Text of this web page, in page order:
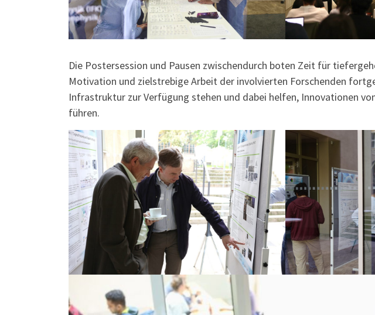
Die Postersession und Pausen zwischendurch boten Zeit für
Motivation und zielstrebige Arbeit der involvierten Forschenden
Infrastruktur zur Verfügung stehen und dabei helfen, Innovationen
führen.